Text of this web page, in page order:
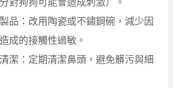
品：改用陶瓷或不鏽鋼碗，減少因
成的接觸性過敏。
潔：定期清潔鼻頭，避免髒污與細